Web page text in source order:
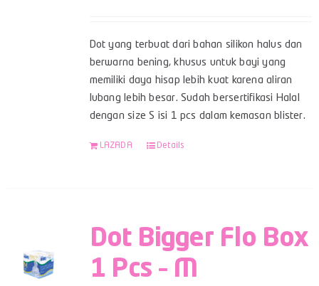
Dot yang terbuat dari bahan silikon halus dan
berwarna bening, khusus untuk bayi yang
memiliki daya hisap lebih kuat karena aliran
lubang lebih besar. Sudah bersertifikasi Halal
dengan size S isi 1 pcs dalam kemasan blister.
LAZADA Details
Dot Bigger Flo Box
1 Pcs – M